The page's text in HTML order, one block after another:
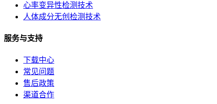
心率变异性检测技术
人体成分无创检测技术
服务与支持
下载中心
常见问题
售后政策
渠道合作